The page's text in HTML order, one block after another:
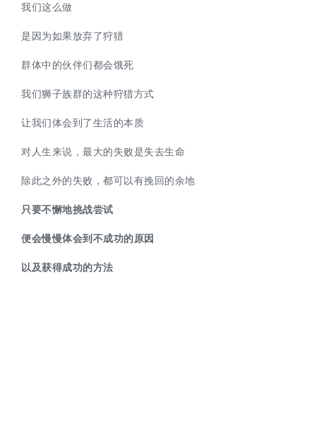
我们这么做
是因为如果放弃了狩猎
群体中的伙伴们都会饿死
我们狮子族群的这种狩猎方式
让我们体会到了生活的本质
对人生来说，最大的失败是失去生命
除此之外的失败，都可以有挽回的余地
只要不懈地挑战尝试
便会慢慢体会到不成功的原因
以及获得成功的方法